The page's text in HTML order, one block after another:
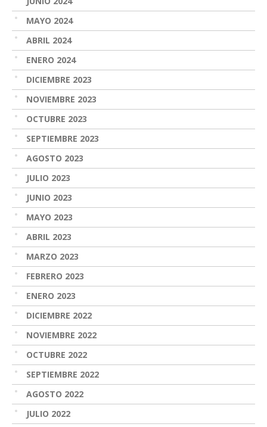
MAYO 2024
ABRIL 2024
ENERO 2024
DICIEMBRE 2023
NOVIEMBRE 2023
OCTUBRE 2023
SEPTIEMBRE 2023
AGOSTO 2023
JULIO 2023
JUNIO 2023
MAYO 2023
ABRIL 2023
MARZO 2023
FEBRERO 2023
ENERO 2023
DICIEMBRE 2022
NOVIEMBRE 2022
OCTUBRE 2022
SEPTIEMBRE 2022
AGOSTO 2022
JULIO 2022